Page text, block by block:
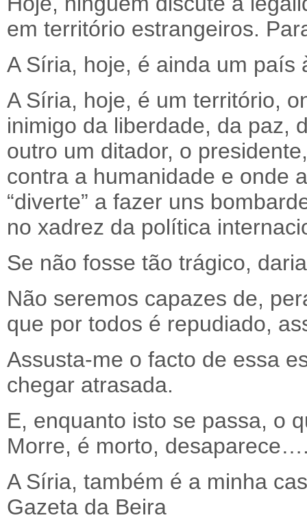
em território estrangeiros.
A Síria, hoje, é ainda um país
A Síria, hoje, é um território,
inimigo da liberdade, da paz,
outro um ditador, o
contra a humanidade e onde
“diverte” a fazer uns
no xadrez da política
Se não fosse tão trágico,
Não seremos capazes de,
que por todos é repudiado,
Assusta-me o facto de essa
chegar atrasada.
E, enquanto isto se passa, o
Morre, é morto,
A Síria, também é a minha
Gazeta da Beira